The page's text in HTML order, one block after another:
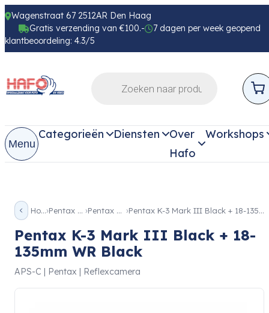
Wagenstraat 67 2512AR Den Haag
Gratis verzending van €100.-
7 dagen per week geopend
klantbeoordeling: 4.3/5
Menu
Categorieën Diensten
Over
Hafo
Workshops
Home Pentax Reflex Pentax K-3 III Pentax K-3 Mark III Black + 18-135mm WR Black
Pentax K-3 Mark III Black + 18-
135mm WR Black
APS-C | Pentax | Reflexcamera